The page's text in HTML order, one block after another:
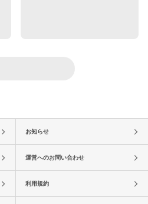
お知らせ
運営へのお問い合わせ
利用規約